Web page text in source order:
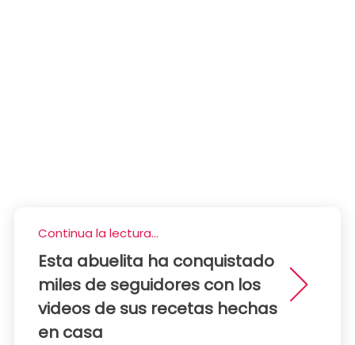
Continua la lectura...
Esta abuelita ha conquistado
miles de seguidores con los
videos de sus recetas hechas
en casa